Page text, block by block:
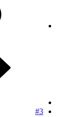
#3